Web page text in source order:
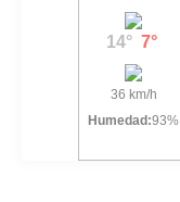
14° 7°
36 km/h
Humedad:93%